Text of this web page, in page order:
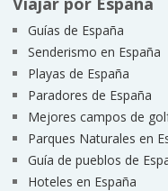
Guías de España
Senderismo en España
Playas de España
Paradores de España
Mejores campos de
Parques Naturales en
Guía de pueblos de
Hoteles en España